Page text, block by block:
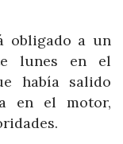
obligado a un
lunes en el
había salido
en el motor,